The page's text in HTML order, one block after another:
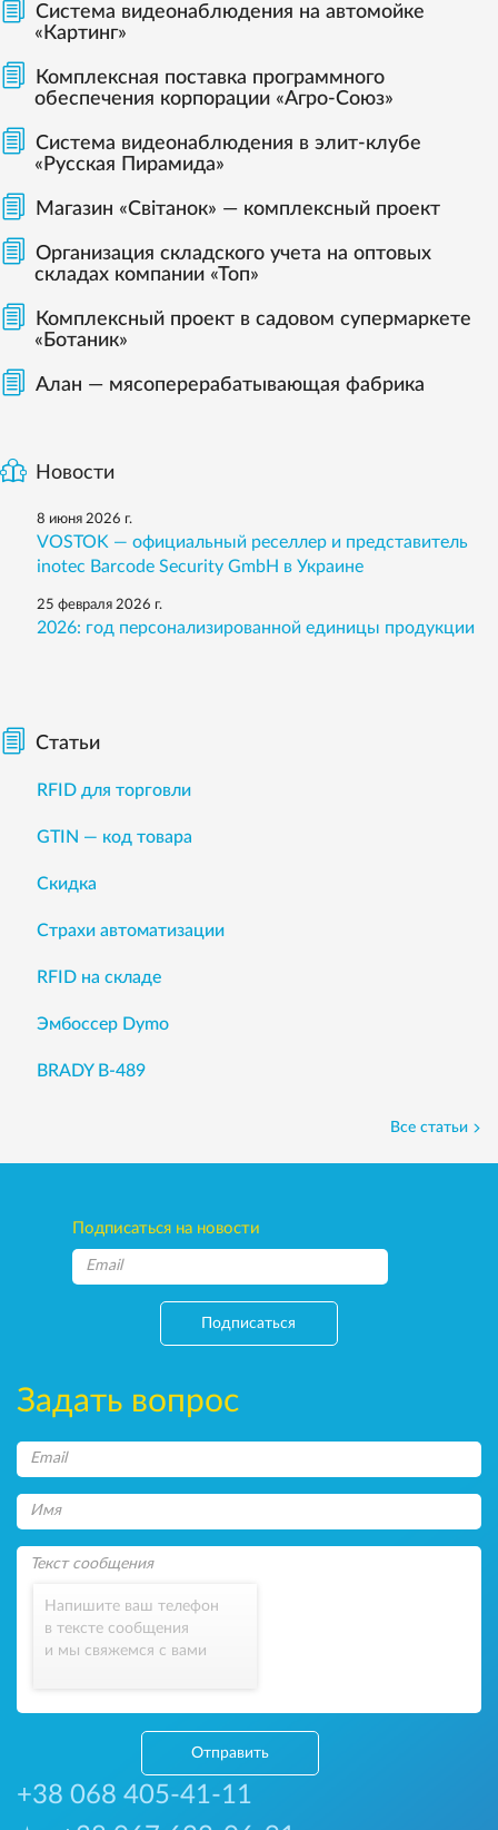
Система видеонаблюдения на автомойке
«Картинг»
Комплексная поставка программного
обеспечения корпорации «Агро-Союз»
Система видеонаблюдения в элит-клубе
«Русская Пирамида»
Магазин «Світанок» — комплексный проект
Организация складского учета на оптовых
складах компании «Топ»
Комплексный проект в садовом супермаркете
«Ботаник»
Алан — мясоперерабатывающая фабрика
Новости
8 июня 2026 г.
VOSTOK — официальный реселлер и представитель
inotec Barcode Security GmbH в Украине
25 февраля 2026 г.
2026: год персонализированной единицы продукции
Статьи
RFID для торговли
GTIN — код товара
Скидка
Страхи автоматизации
RFID на складе
Эмбоссер Dymo
BRADY B-489
Все статьи
Подписаться на новости
Подписаться
Задать вопрос
Напишите ваш телефон
в тексте сообщения
и мы свяжемся с вами
Отправить
+38 068 405-41-11